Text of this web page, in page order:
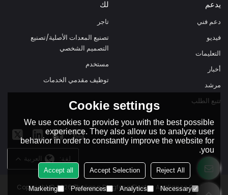
يدعم
دعم فني
فيديو
التعليمات
أخبار
مرشد
تتبع الطلب
لك
تاجر
تصنيع المعدات الأصلية/تصنيع
التصميم الشخصي
مستخدم
توظيف مقدمي الخدمات
لغة: العربية
Copyright © 2026Zhejiang Dingfeng Electric Appliance Co.,Ltd.
Cookie settings
We use cookies to provide you with the best possible
experience. They also allow us to analyze user
behavior in order to constantly improve the website for
you.
Reject All
Accept Selection
Accept all
Necessary
Analytics
Preferences
Marketing